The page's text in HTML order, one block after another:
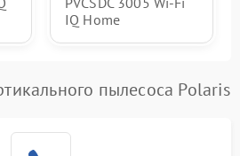
IQ Home
пылесоса Polaris